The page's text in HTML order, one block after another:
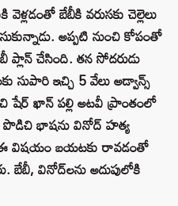
బేబీకి వరుసకు చెల్లెలు
అప్పటి నుంచి కోపంతో
ప్లాన్ చేసింది. తన సోదరుడు
సుపారి ఇచ్చి 5 వేలు అడ్వాన్స్
షేర్ ఖాన్ పల్లి అటవీ ప్రాంతంలో
పొడిచి భాషను వినోద్ హత్య
ఈ విషయం బయటకు రావడంతో
బేబీ, వినోద్‌లను అదుపులోకి